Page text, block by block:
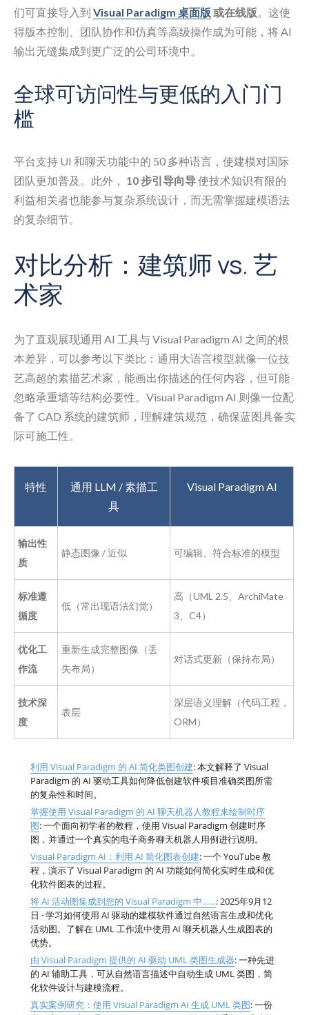
们可直接导入到 Visual Paradigm 桌面版 或在线版 。这使
得版本控制、团队协作和仿真等高级操作成为可能，将 AI
输出无缝集成到更广泛的公司环境中。
全球可访问性与更低的入门门
槛
平台支持 UI 和聊天功能中的 50 多种语言，使建模对国际
团队更加普及。此外，
10 步引导向导使技术知识有限的
利益相关者也能参与复杂系统设计，而无需掌握建模语法
的复杂细节。
对比分析：建筑师 vs. 艺
术家
为了直观展现通用 AI 工具与 Visual Paradigm AI 之间的根
本差异，可以参考以下类比：通用大语言模型就像一位技
艺高超的素描艺术家，能画出你描述的任何内容，但可能
忽略承重墙等结构必要性。Visual Paradigm AI 则像一位配
备了 CAD 系统的建筑师，理解建筑规范，确保蓝图具备实
际可施工性。
特性
通用 LLM / 素描工
具
Visual Paradigm AI
输出性
质
静态图像 / 近似 可编辑、符合标准的模型
标准遵
循度
低（常出现语法幻觉）
高（UML 2.5、ArchiMate
3、C4）
优化工
作流
重新生成完整图像（丢
失布局）
对话式更新（保持布局）
技术深
度
表层
深层语义理解（代码工程，
ORM）
利用 Visual Paradigm 的 AI 简化类图创建: 本文解释了 Visual
Paradigm 的 AI 驱动工具如何降低创建软件项目准确类图所需
的复杂性和时间。
掌握使用 Visual Paradigm 的 AI 聊天机器人教程来绘制时序
图: 一个面向初学者的教程，使用 Visual Paradigm 创建时序
图，并通过一个真实的电子商务聊天机器人用例进行说明。
Visual Paradigm AI：利用 AI 简化图表创建: 一个 YouTube 教
程，演示了 Visual Paradigm 的 AI 功能如何简化实时生成和优
化软件图表的过程。
将 AI 活动图集成到您的 Visual Paradigm 中……: 2025年9月12
日 · 学习如何使用 AI 驱动的建模软件通过自然语言生成和优化
活动图。了解在 UML 工作流中使用 AI 聊天机器人生成图表的
优势。
由 Visual Paradigm 提供的 AI 驱动 UML 类图生成器: 一种先进
的 AI 辅助工具，可从自然语言描述中自动生成 UML 类图，简
化软件设计与建模流程。
真实案例研究：使用 Visual Paradigm AI 生成 UML 类图: 一份